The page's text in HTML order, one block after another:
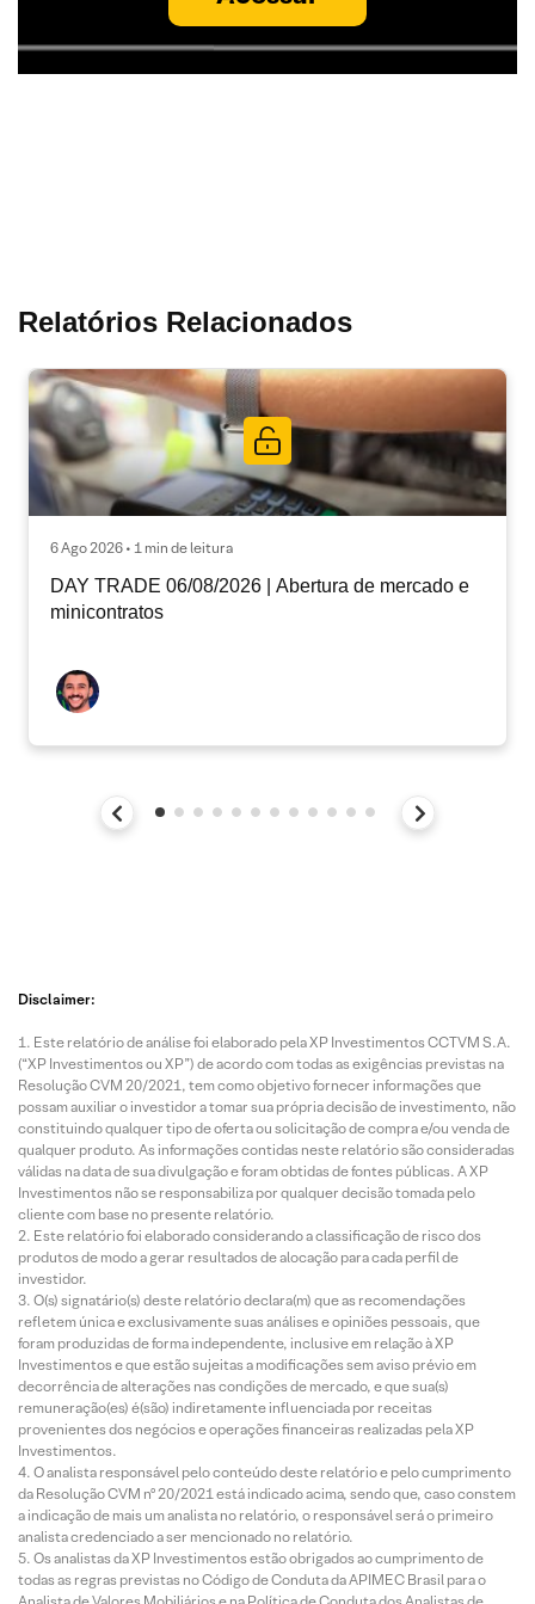
Relatórios Relacionados
6 Ago 2026 • 1 min de leitura
DAY TRADE 06/08/2026 | Abertura de mercado e
minicontratos
Disclaimer:
Este relatório de análise foi elaborado pela XP Investimentos CCTVM S.A.
(“XP Investimentos ou XP”) de acordo com todas as exigências previstas na
Resolução CVM 20/2021, tem como objetivo fornecer informações que
possam auxiliar o investidor a tomar sua própria decisão de investimento, não
constituindo qualquer tipo de oferta ou solicitação de compra e/ou venda de
qualquer produto. As informações contidas neste relatório são consideradas
válidas na data de sua divulgação e foram obtidas de fontes públicas. A XP
Investimentos não se responsabiliza por qualquer decisão tomada pelo
cliente com base no presente relatório.
Este relatório foi elaborado considerando a classificação de risco dos
produtos de modo a gerar resultados de alocação para cada perfil de
investidor.
O(s) signatário(s) deste relatório declara(m) que as recomendações
refletem única e exclusivamente suas análises e opiniões pessoais, que
foram produzidas de forma independente, inclusive em relação à XP
Investimentos e que estão sujeitas a modificações sem aviso prévio em
decorrência de alterações nas condições de mercado, e que sua(s)
remuneração(es) é(são) indiretamente influenciada por receitas
provenientes dos negócios e operações financeiras realizadas pela XP
Investimentos.
O analista responsável pelo conteúdo deste relatório e pelo cumprimento
da Resolução CVM nº 20/2021 está indicado acima, sendo que, caso constem
a indicação de mais um analista no relatório, o responsável será o primeiro
analista credenciado a ser mencionado no relatório.
Os analistas da XP Investimentos estão obrigados ao cumprimento de
todas as regras previstas no Código de Conduta da APIMEC Brasil para o